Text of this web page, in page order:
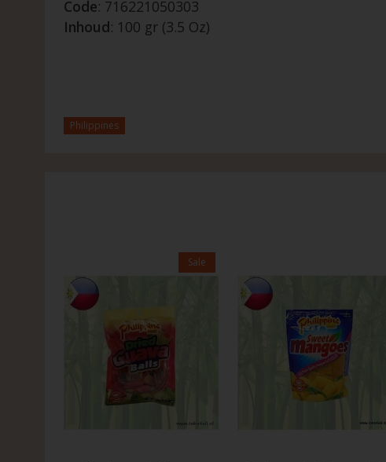
Code: 716221050303
Inhoud: 100 gr (3.5 Oz)
Philippines
Sale